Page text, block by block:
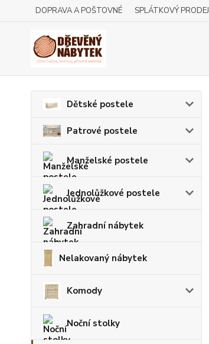
DOPRAVA A POŠTOVNÉ SPLÁTKOVÝ PRODEJ
Dětské postele
Patrové postele
Manželské postele
Jednolůžkové postele
Zahradní nábytek
Nelakovaný nábytek
Komody
Noční stolky